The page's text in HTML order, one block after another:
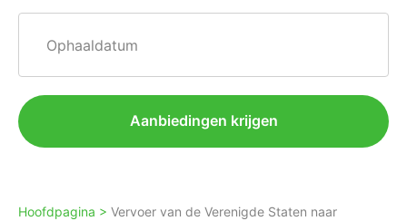
Ophaaldatum
Aanbiedingen krijgen
Hoofdpagina > Vervoer van de Verenigde Staten naar